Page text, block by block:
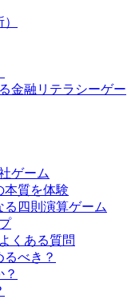
金融リテラシーゲー
ゲーム
本質を体験
四則演算ゲーム
くある質問
べき？